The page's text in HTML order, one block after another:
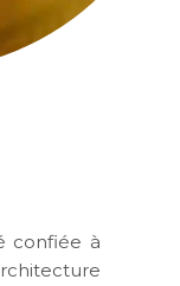
confiée à